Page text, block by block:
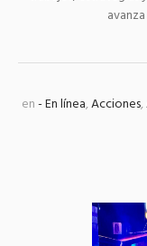
en- En línea,Acciones,